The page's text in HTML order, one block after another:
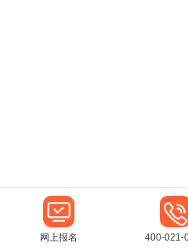
网上报名 400-021-